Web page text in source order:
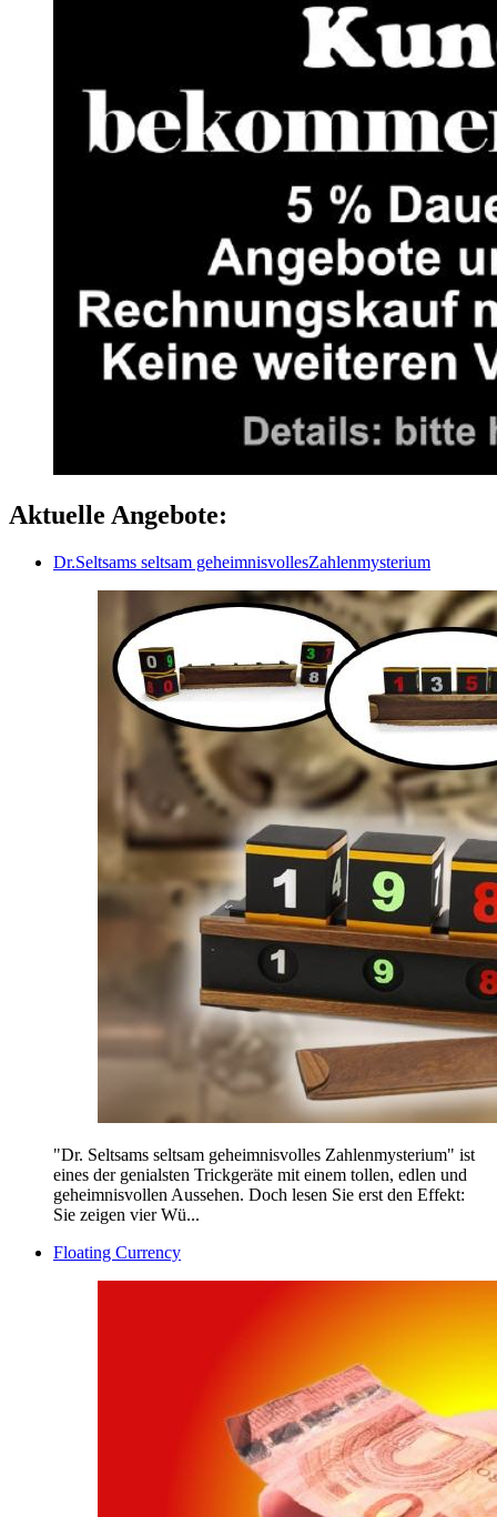
Aktuelle Angebote:
Dr.Seltsams seltsam geheimnisvollesZahlenmysterium
"Dr. Seltsams seltsam geheimnisvolles Zahlenmysterium" ist
eines der genialsten Trickgeräte mit einem tollen, edlen und
geheimnisvollen Aussehen. Doch lesen Sie erst den Effekt:
Sie zeigen vier Wü...
Floating Currency